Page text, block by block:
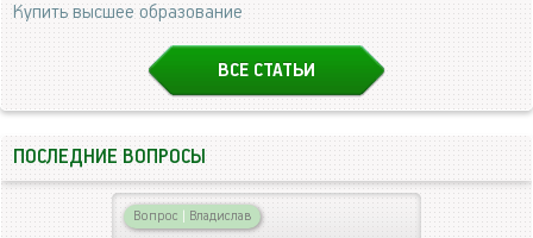
Купить высшее образование
ВСЕ СТАТЬИ
ПОСЛЕДНИЕ ВОПРОСЫ
Вопрос | Владислав